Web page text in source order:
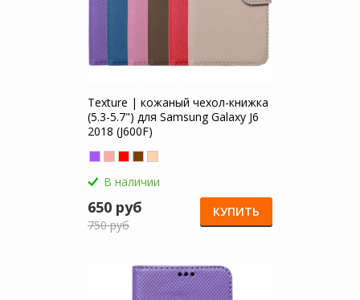
Texture | кожаный чехол-книжка
(5.3-5.7") для Samsung Galaxy J6
2018 (J600F)
В наличии
650 руб
750 руб
КУПИТЬ